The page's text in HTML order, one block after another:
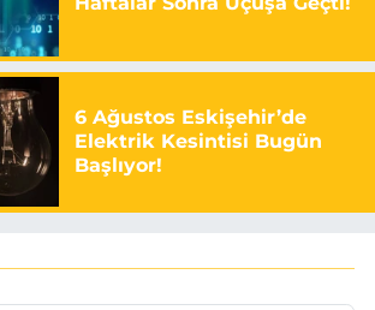
6 Ağustos Eskişehir’de
Elektrik Kesintisi Bugün
Başlıyor!